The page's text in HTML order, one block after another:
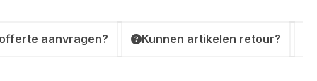
aanvragen? Kunnen artikelen retour?